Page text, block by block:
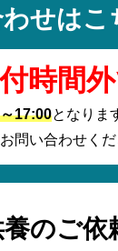
せはこ
時間
17:00となりま
問い合わせくだ
のご依